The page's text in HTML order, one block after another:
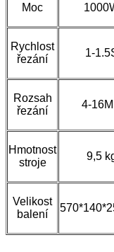
Moc
Rychlost
řezání
1-
Rozsah
řezání
4-
Hmotnost
stroje
9,5
Velikost
balení